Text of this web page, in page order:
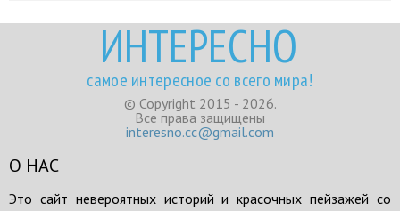
ИНТЕРЕСНО
самое интересное со всего мира!
© Copyright 2015 - 2026.
Все права защищены
interesno.cc@gmail.com
О НАС
Это сайт невероятных историй и красочных пейзажей со